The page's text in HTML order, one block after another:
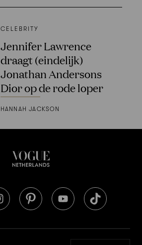
CELEBRITY
Jennifer Lawrence
draagt (eindelijk)
Jonathan Andersons
Dior op de rode loper
HANNAH JACKSON